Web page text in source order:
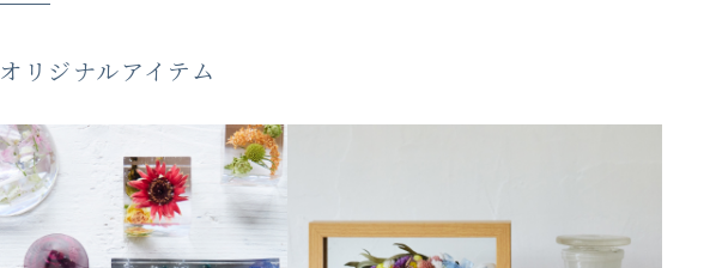
オリジナルアイテム